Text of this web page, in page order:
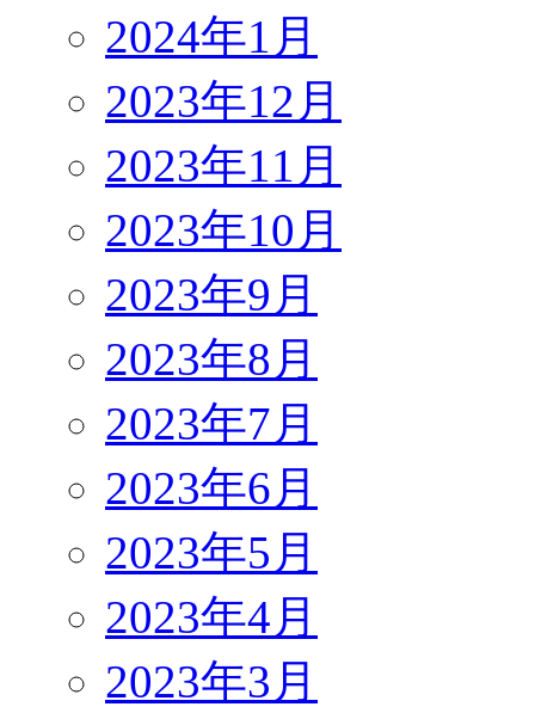
2024年1月
2023年12月
2023年11月
2023年10月
2023年9月
2023年8月
2023年7月
2023年6月
2023年5月
2023年4月
2023年3月